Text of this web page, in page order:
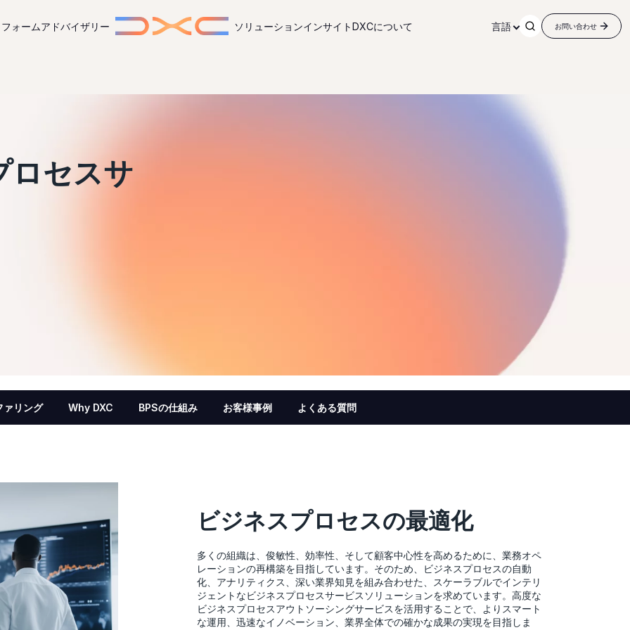
ォームアドバイザリー ソリューションインサイトDXCについて 言語 お問い合わせ
セスサ
ァリング Why DXC BPSの仕組み お客様事例 よくある質問
ビジネスプロセスの最適化
多くの組織は、俊敏性、効率性、そして顧客中心性を高めるために、業務オペ
レーションの再構築を目指しています。そのため、ビジネスプロセスの自動
化、アナリティクス、深い業界知見を組み合わせた、スケーラブルでインテリ
ジェントなビジネスプロセスサービスソリューションを求めています。高度な
ビジネスプロセスアウトソーシングサービスを活用することで、よりスマート
な運用、迅速なイノベーション、業界全体での確かな成果の実現を目指しま